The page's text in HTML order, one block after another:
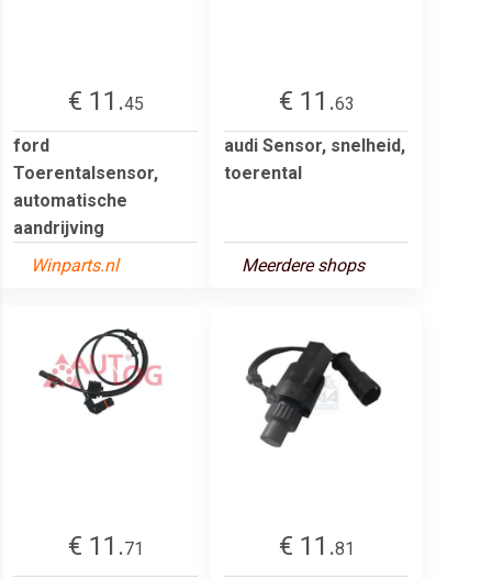
€ 11.45
ford
Toerentalsensor,
automatische
aandrijving
Winparts.nl
€ 11.63
audi Sensor, snelheid,
toerental
Meerdere shops
€ 11.71
€ 11.81